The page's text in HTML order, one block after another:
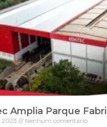
Amplia Parque Fabril
2023 Nenhum comentário